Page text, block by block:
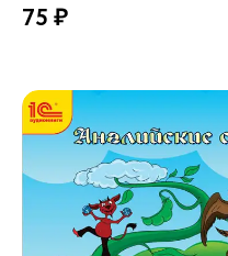
75 ₽